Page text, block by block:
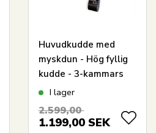
Huvudkudde med
myskdun - Hög fyllig
kudde - 3-kammars
dunkudde - 60x63 cm
I lager
2.599,00
1.199,00 SEK